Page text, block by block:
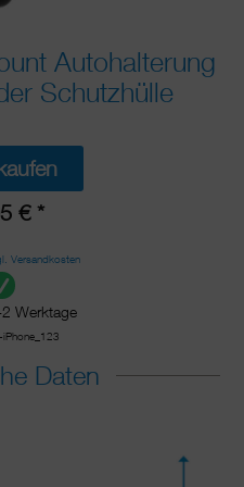
Autohalterung
Schutzhülle
€ *
Versandkosten
Werktage
Daten